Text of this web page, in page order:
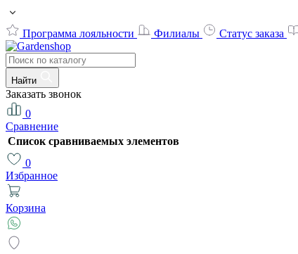
Программа лояльности Филиалы Статус заказа
Найти
Заказать звонок
0
Сравнение
Список сравниваемых элементов
0
Избранное
Корзина